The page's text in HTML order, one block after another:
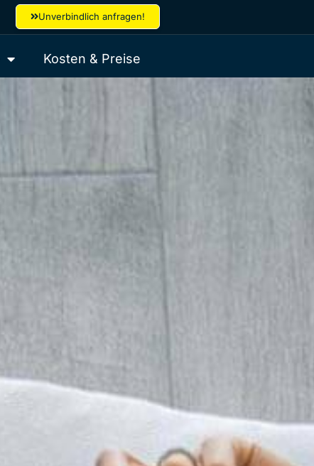
Unverbindlich anfragen!
Kosten & Preise